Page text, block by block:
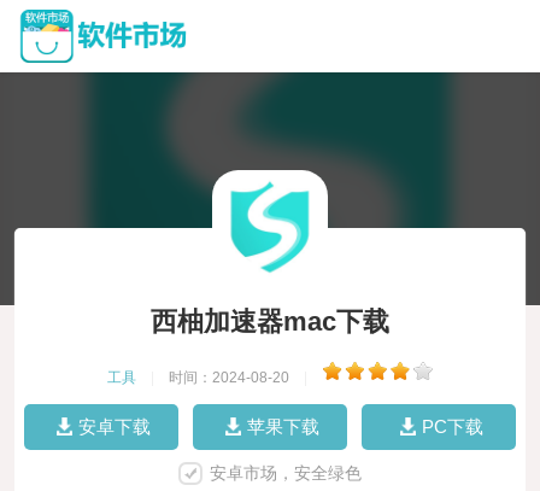
西柚加速器mac下载
工具 时间：2024-08-20
安卓下载 苹果下载 PC下载
安卓市场，安全绿色